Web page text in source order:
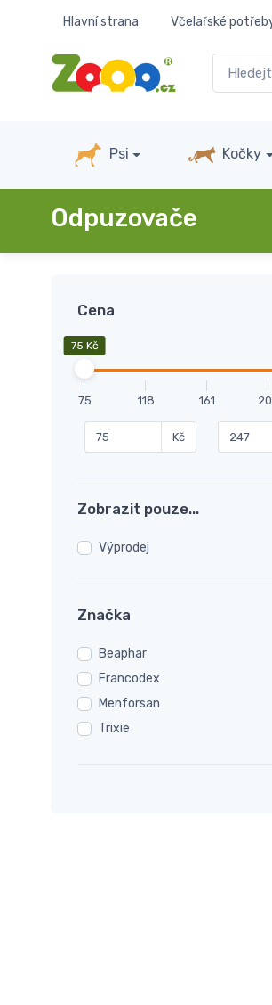
Hlavní strana Včelařské
Psi Kočky
Odpuzovače
Cena
75 Kč
75 118 161
Kč
Zobrazit pouze...
Výprodej
Značka
Beaphar
Francodex
Menforsan
Trixie